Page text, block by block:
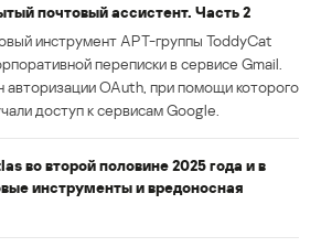
почтовый ассистент. Часть 2
инструмент APT-группы ToddyCat
переписки в сервисе Gmail.
авторизации OAuth, при помощи которого
доступ к сервисам Google.
во второй половине 2025 года и в
инструменты и вредоносная